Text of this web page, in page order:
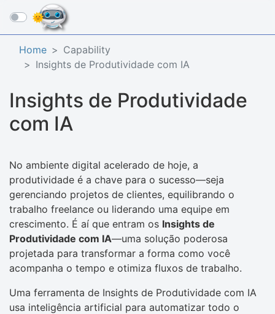
☰
Home
Capability
Insights de Produtividade com IA
Insights de Produtividade
com IA
No ambiente digital acelerado de hoje, a
produtividade é a chave para o sucesso—seja
gerenciando projetos de clientes, equilibrando o
trabalho freelance ou liderando uma equipe em
crescimento. É aí que entram os Insights de
Produtividade com IA—uma solução poderosa
projetada para transformar a forma como você
acompanha o tempo e otimiza fluxos de trabalho.
Uma ferramenta de Insights de Produtividade com IA
usa inteligência artificial para automatizar todo o